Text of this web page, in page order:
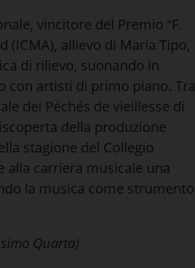
vincitore del Premio “F.
(ICMA), allievo di Maria Tipo,
di rilievo, suonando in
con artisti di primo piano. Tra
dei Péchés de vieillesse di
della produzione
stagione del Collegio
alla carriera musicale una
la musica come strumento
Quarta)